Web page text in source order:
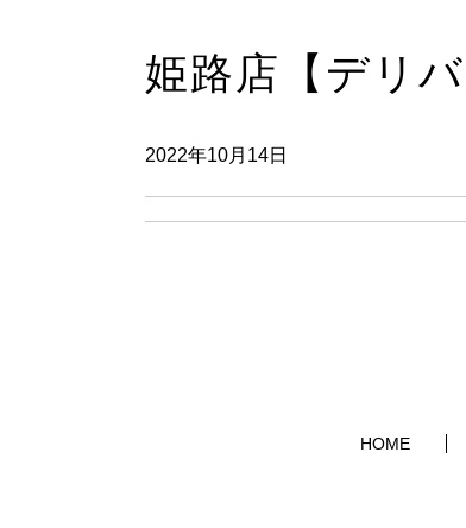
姫路店【デリバ
2022年10月14日
HOME